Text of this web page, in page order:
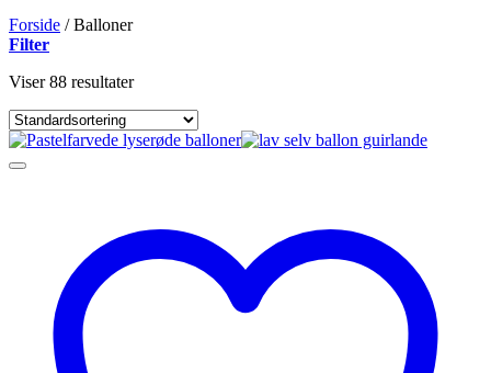
Forside /Balloner
Filter
Viser 88 resultater